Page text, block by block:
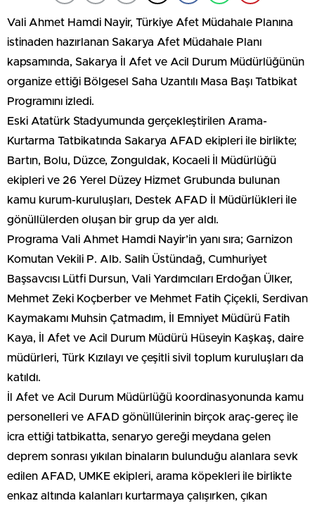
Vali Ahmet Hamdi Nayir, Türkiye Afet Müdahale Planına
istinaden hazırlanan Sakarya Afet Müdahale Planı
kapsamında, Sakarya İl Afet ve Acil Durum Müdürlüğünün
organize ettiği Bölgesel Saha Uzantılı Masa Başı Tatbikat
Programını izledi.
Eski Atatürk Stadyumunda gerçekleştirilen Arama-
Kurtarma Tatbikatında Sakarya AFAD ekipleri ile birlikte;
Bartın, Bolu, Düzce, Zonguldak, Kocaeli İl Müdürlüğü
ekipleri ve 26 Yerel Düzey Hizmet Grubunda bulunan
kamu kurum-kuruluşları, Destek AFAD İl Müdürlükleri ile
gönüllülerden oluşan bir grup da yer aldı.
Programa Vali Ahmet Hamdi Nayir’in yanı sıra; Garnizon
Komutan Vekili P. Alb. Salih Üstündağ, Cumhuriyet
Başsavcısı Lütfi Dursun, Vali Yardımcıları Erdoğan Ülker,
Mehmet Zeki Koçberber ve Mehmet Fatih Çiçekli, Serdivan
Kaymakamı Muhsin Çatmadım, İl Emniyet Müdürü Fatih
Kaya, İl Afet ve Acil Durum Müdürü Hüseyin Kaşkaş, daire
müdürleri, Türk Kızılayı ve çeşitli sivil toplum kuruluşları da
katıldı.
İl Afet ve Acil Durum Müdürlüğü koordinasyonunda kamu
personelleri ve AFAD gönüllülerinin birçok araç-gereç ile
icra ettiği tatbikatta, senaryo gereği meydana gelen
deprem sonrası yıkılan binaların bulunduğu alanlara sevk
edilen AFAD, UMKE ekipleri, arama köpekleri ile birlikte
enkaz altında kalanları kurtarmaya çalışırken, çıkan